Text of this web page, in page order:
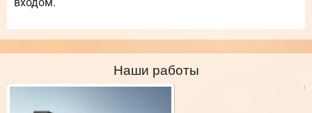
Наши работы